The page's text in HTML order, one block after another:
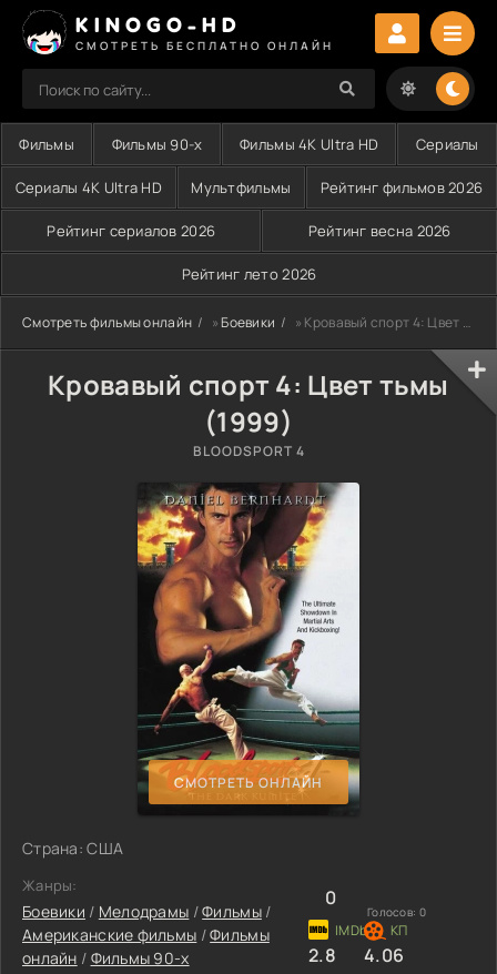
KINOGO-HD
СМОТРЕТЬ БЕСПЛАТНО ОНЛАЙН
Фильмы Фильмы 90-х Фильмы 4K Ultra HD Сериалы
Сериалы 4K Ultra HD Мультфильмы Рейтинг фильмов 2026
Рейтинг сериалов 2026 Рейтинг весна 2026
Рейтинг лето 2026
Смотреть фильмы онлайн »Боевики » Кровавый спорт 4: Цвет тьмы (1999)
Кровавый спорт 4: Цвет тьмы
(1999)
BLOODSPORT 4
СМОТРЕТЬ ОНЛАЙН
Страна: США
Жанры:
Боевики / Мелодрамы /Фильмы/
Американские фильмы /Фильмы
онлайн / Фильмы 90-х
0
Голосов: 0
2.8 4.06